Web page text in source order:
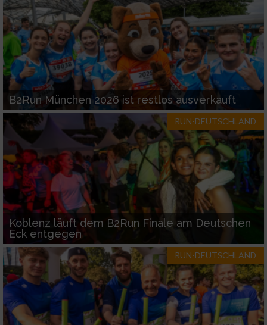
B2Run München 2026 ist restlos ausverkauft
RUN-DEUTSCHLAND
Koblenz läuft dem B2Run Finale am Deutschen
Eck entgegen
RUN-DEUTSCHLAND